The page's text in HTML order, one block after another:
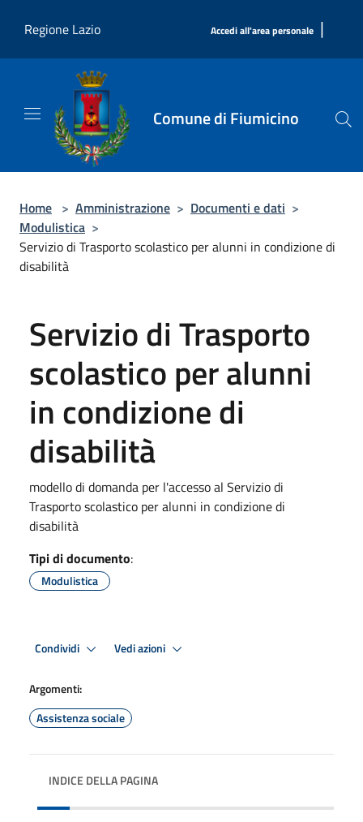
Regione Lazio
Accedi all'area personale |
Comune di Fiumicino
Home > Amministrazione > Documenti e dati >
Modulistica >
Servizio di Trasporto scolastico per alunni in condizione di
disabilità
Servizio di Trasporto
scolastico per alunni
in condizione di
disabilità
modello di domanda per l'accesso al Servizio di
Trasporto scolastico per alunni in condizione di
disabilità
Tipi di documento:
Modulistica
Condividi Vedi azioni
Argomenti:
Assistenza sociale
INDICE DELLA PAGINA